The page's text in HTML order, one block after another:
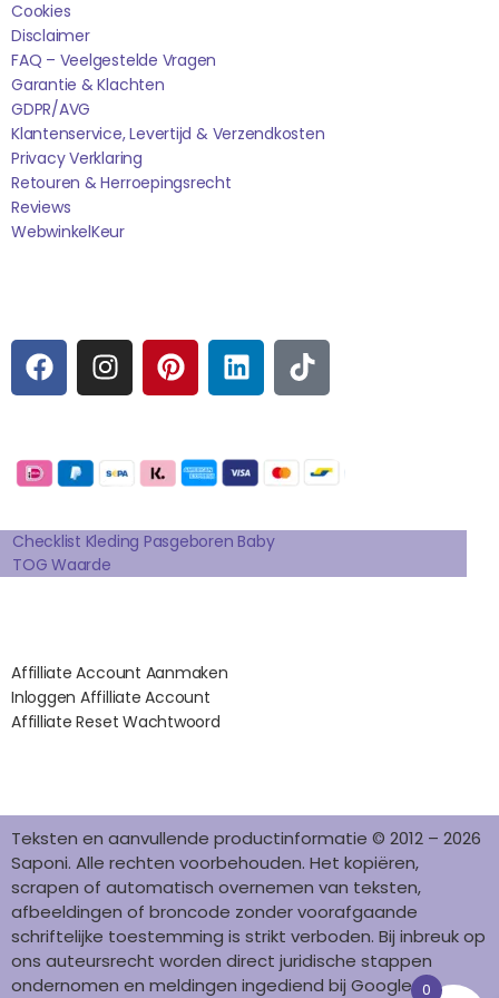
Cookies
Disclaimer
FAQ – Veelgestelde Vragen
Garantie & Klachten
GDPR/AVG
Klantenservice, Levertijd & Verzendkosten
Privacy Verklaring
Retouren & Herroepingsrecht
Reviews
WebwinkelKEur
F
A
C
B
O
K
I
N
S
A
A
M
P
I
N
E
R
S
T
L
I
N
E
D
N
T
I
K
O
K
Checklist Kleding Pasgeboren Baby
TOG Waarde
Affilliate Account Aanmaken
Inloggen Affilliate Account
Affilliate Reset Wachtwoord
Teksten en aanvullende productinformatie © 2012 – 2026
Saponi. Alle rechten voorbehouden. Het kopiëren,
scrapen of automatisch overnemen van teksten,
afbeeldingen of broncode zonder voorafgaande
schriftelijke toestemming is strikt verboden. Bij inbreuk op
ons auteursrecht worden direct juridische stappen
ondernomen en meldingen ingediend bij Google en
0